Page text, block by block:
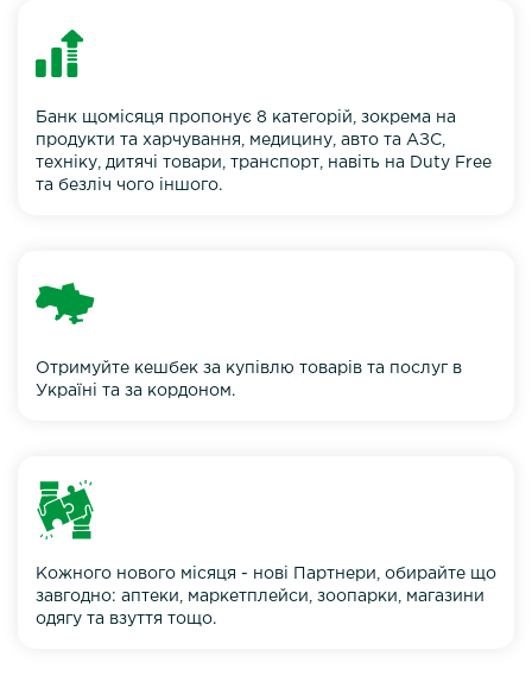
Банк щомісяця пропонує 8 категорій, зокрема на
продукти та харчування, медицину, авто та АЗС,
техніку, дитячі товари, транспорт, навіть на Duty Free
та безліч чого іншого.
Отримуйте кешбек за купівлю товарів та послуг в
Україні та за кордоном.
Кожного нового місяця - нові Партнери, обирайте що
завгодно: аптеки, маркетплейси, зоопарки, магазини
одягу та взуття тощо.